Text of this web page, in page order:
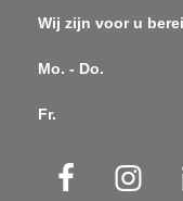
Wij zijn voor u
Mo. - Do.
Fr.